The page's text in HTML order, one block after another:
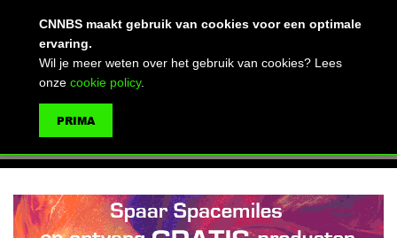
CNNBS maakt gebruik van cookies voor een optimale
ervaring.
Wil je meer weten over het gebruik van cookies? Lees
onze cookie policy.
PRIMA